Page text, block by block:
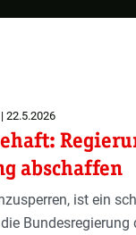
22.5.2026
abschaffen
ist ein